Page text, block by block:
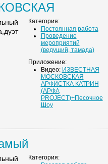
Категория:
Постоянная работа
Проведение
мероприятий
(ведущий, тамада)
Приложение:
Видео: ИЗВЕСТНАЯ
МОСКОВСКАЯ
АРФИСТКА КАТРИН
(АРФА
PROJECT)+Песочное
Шоу
Категория: